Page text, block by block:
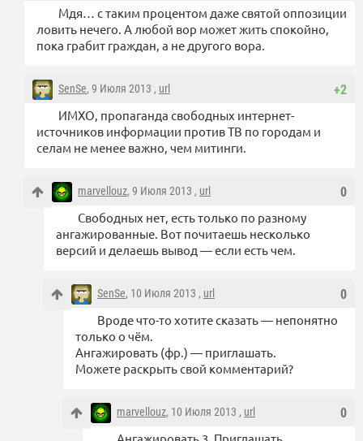
Мдя… с таким процентом даже святой оппозиции
ловить нечего. А любой вор может жить спокойно,
пока грабит граждан, а не другого вора.
+2
SenSe, 9 Июля 2013 , url
ИМХО, пропаганда свободных интернет-
источников информации против ТВ по городам и
селам не менее важно, чем митинги.
0
marvellouz, 9 Июля 2013 , url
Свободных нет, есть только по разному
ангажированные. Вот почитаешь несколько
версий и делаешь вывод — если есть чем.
0
SenSe, 10 Июля 2013 , url
Вроде что-то хотите сказать — непонятно
только о чём.
Ангажировать (фр.) — приглашать.
Можете раскрыть свой комментарий?
0
marvellouz, 10 Июля 2013 , url